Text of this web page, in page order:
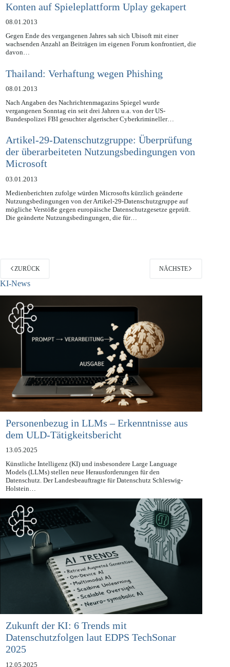
Konten auf Spieleplattform Uplay gekapert
08.01.2013
Gegen Ende des vergangenen Jahres sah sich Ubisoft mit einer
wachsenden Anzahl an Beiträgen im eigenen Forum konfrontiert, die
Thailand: Verhaftung wegen Phishing
08.01.2013
Nach Angaben des Nachrichtenmagazins Spiegel wurde
vergangenen Sonntag ein seit drei Jahren u.a. von der US-
Artikel-29-Datenschutzgruppe: Überprüfung
der überarbeiteten Nutzungsbedingungen von
Microsoft
03.01.2013
Medienberichten zufolge würden Microsofts kürzlich geänderte
Nutzungsbedingungen von der Artikel-29-Datenschutzgruppe auf
mögliche Verstöße gegen europäische Datenschutzgesetze geprüft.
ZURÜCK
KI-News
Personenbezug in LLMs – Erkenntnisse aus
dem ULD-Tätigkeitsbericht
13.05.2025
Künstliche Intelligenz (KI) und insbesondere Large Language
Models (LLMs) stellen neue Herausforderungen für den
Datenschutz. Der Landesbeauftragte für Datenschutz Schleswig-
Holstein…
Zukunft der KI: 6 Trends mit
Datenschutzfolgen laut EDPS TechSonar
2025